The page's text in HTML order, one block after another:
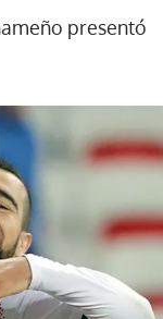
presentó